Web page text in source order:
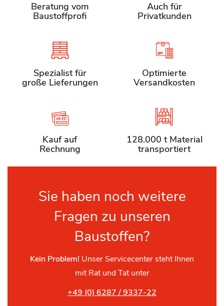
Beratung vom
Baustoffprofi
Auch für
Privatkunden
Spezialist für
große Lieferungen
Optimierte
Versandkosten
Kauf auf
Rechnung
128.000 t Material
transportiert
Sie haben noch weitere
Fragen zu unseren
Baustoffen?
Kein Problem! Unser Servicecenter steht Ihnen
mit Rat und Tat unter
+49 (0) 6287 / 9337-22